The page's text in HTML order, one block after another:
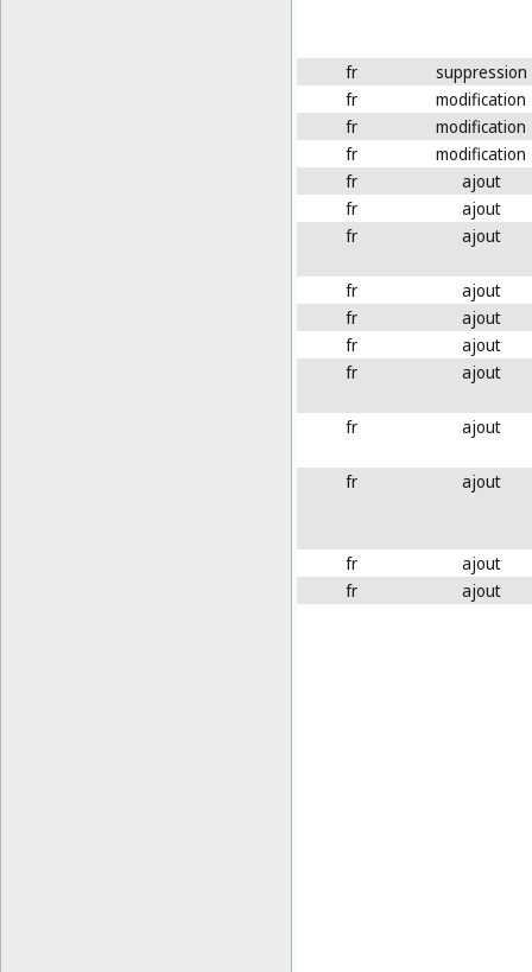
fr
suppression
fr
modification
fr
modification
fr
modification
fr
ajout
fr
ajout
fr
ajout
fr
ajout
fr
ajout
fr
ajout
fr
ajout
fr ajout
fr ajout
fr
ajout
fr
ajout